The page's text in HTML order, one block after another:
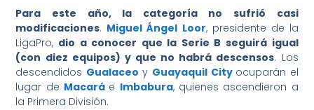
Para este año, la categoría no sufrió casi
modificaciones. Miguel Ángel Loor, presidente de la
LigaPro, dio a conocer que la Serie B seguirá igual
(con diez equipos) y que no habrá descensos. Los
descendidos Gualaceo y Guayaquil City ocuparán el
lugar de Macará e Imbabura, quienes ascendieron a
la Primera División.